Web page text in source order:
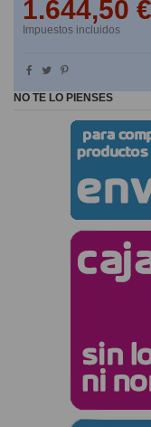
1.644,50 €
Impuestos incluidos
NO TE LO PIENSES